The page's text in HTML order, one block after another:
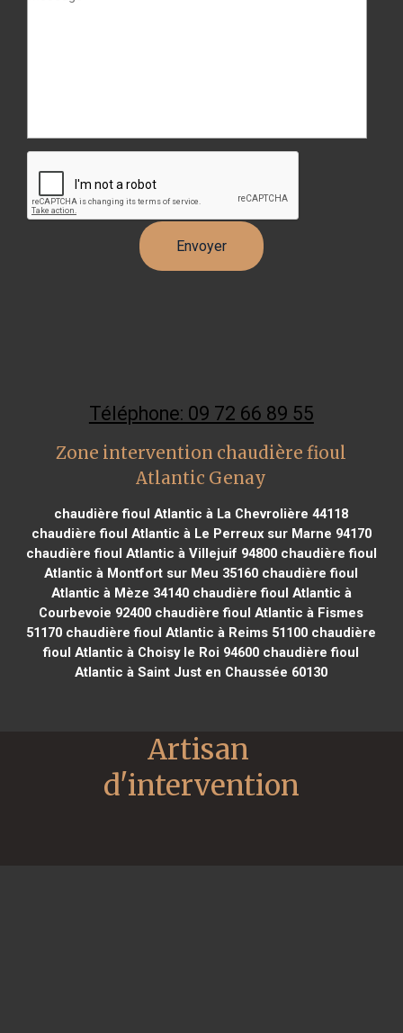
Téléphone: 09 72 66 89 55
Zone intervention chaudière fioul
Atlantic Genay
chaudière fioul Atlantic à La Chevrolière 44118
chaudière fioul Atlantic à Le Perreux sur Marne 94170
chaudière fioul Atlantic à Villejuif 94800chaudière fioul
Atlantic à Montfort sur Meu 35160 chaudière fioul
Atlantic à Mèze 34140chaudière fioul Atlantic à
Courbevoie 92400 chaudière fioul Atlantic à Fismes
51170 chaudière fioul Atlantic à Reims 51100 chaudière
fioul Atlantic à Choisy le Roi 94600 chaudière fioul
Atlantic à Saint Just en Chaussée 60130
Artisan
d'intervention